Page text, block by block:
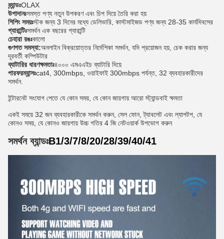
ব্র্যান্ডঃOLAX
উপাদানঃসমস্ত পণ্য নতুন উপকরণ এবং চিপ দিয়ে তৈরি করা হয়
শিপিং সময়ঃস্টক জন্য 3 দিনের মধ্যে ডেলিভারি, কাস্টমাইজড পণ্য জন্য 28-35 কার্যদিবসের
গ্যারান্টিঃসমর্থন এক বছরের গ্যারান্টি
চেহারা রঙঃকালো
গুণগত সমস্যা:অনলাইন বিক্রয়োত্তর নির্দেশিকা সমর্থন, যদি প্রয়োজন হয়, চেক করার জন্য
দূরবর্তী কম্পিউটার
ব্যাটারির ধারণক্ষমতাঃ৪০০০ এমএএইচ ব্যাটারি দিয়ে
পারফরম্যান্সঃcat4, 300mbps, ওয়াইফাই 300mbps পর্যন্ত, 32 ব্যবহারকারীদের
সমর্থন.
ইন্টারনেট সংযোগ পেতে যে কোন সময়, যে কোন জায়গায় আরো স্ট্যান্ডবাই ক্ষমতা
একই সময়ে 32 জন ব্যবহারকারীকে সমর্থন করুন, সেল ফোন, ট্যাবলেট এবং ল্যাপটপ, যে
কোনও সময়, যে কোনও জায়গায় উচ্চ গতির 4 জি নেটওয়ার্ক উপভোগ করুন
সমর্থন ব্যান্ডঃB1/3/7/8/20/28/39/40/41